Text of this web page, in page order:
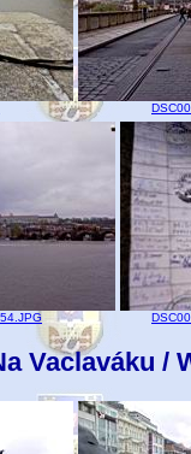
Vaclaváku /